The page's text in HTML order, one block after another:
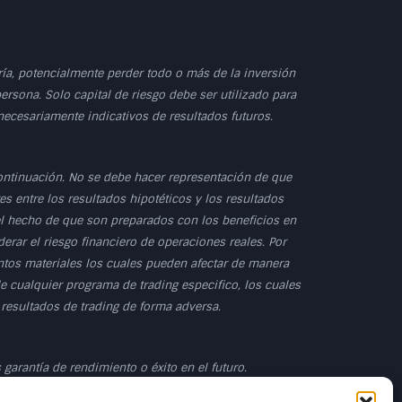
potencialmente perder todo o más de la inversión
Solo capital de riesgo debe ser utilizado para
indicativos de resultados futuros.
No se debe hacer representación de que
entre los resultados hipotéticos y los resultados
de que son preparados con los beneficios en
el riesgo financiero de operaciones reales. Por
materiales los cuales pueden afectar de manera
cualquier programa de trading especifico, los cuales
de trading de forma adversa.
de rendimiento o éxito en el futuro.